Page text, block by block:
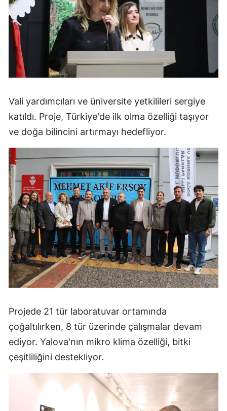
Vali yardımcıları ve üniversite yetkilileri sergiye
katıldı. Proje, Türkiye'de ilk olma özelliği taşıyor
ve doğa bilincini artırmayı hedefliyor.
Projede 21 tür laboratuvar ortamında
çoğaltılırken, 8 tür üzerinde çalışmalar devam
ediyor. Yalova'nın mikro klima özelliği, bitki
çeşitliliğini destekliyor.